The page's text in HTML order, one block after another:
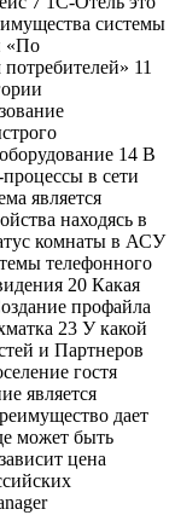
системы
«По
11
14 В
в сети
является
находясь в
комнаты в АСУ
телефонного
20 Какая
профайла
23 У какой
и Партнеров
гостя
является
дает
может быть
цена